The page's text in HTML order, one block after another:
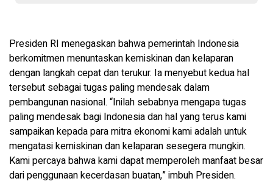
Presiden RI menegaskan bahwa pemerintah Indonesia
berkomitmen menuntaskan kemiskinan dan kelaparan
dengan langkah cepat dan terukur. Ia menyebut kedua hal
tersebut sebagai tugas paling mendesak dalam
pembangunan nasional. “Inilah sebabnya mengapa tugas
paling mendesak bagi Indonesia dan hal yang terus kami
sampaikan kepada para mitra ekonomi kami adalah untuk
mengatasi kemiskinan dan kelaparan sesegera mungkin.
Kami percaya bahwa kami dapat memperoleh manfaat besar
dari penggunaan kecerdasan buatan,” imbuh Presiden.